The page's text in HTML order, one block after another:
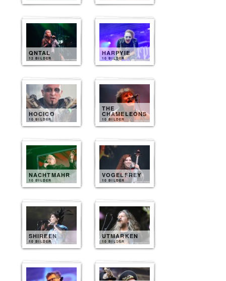
QNTAL
12 BILDER
HARPYIE
10 BILDER
HOCICO
10 BILDER
THE
CHAMELEONS
10 BILDER
NACHTMAHR
10 BILDER
VOGELFREY
10 BILDER
SHIREEN
10 BILDER
UTMARKEN
10 BILDER